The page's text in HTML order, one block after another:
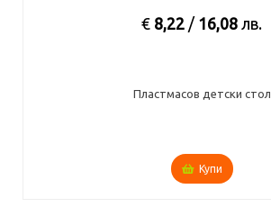
€ 8,22 / 16,08 лв.
Пластмасов детски стол
Купи